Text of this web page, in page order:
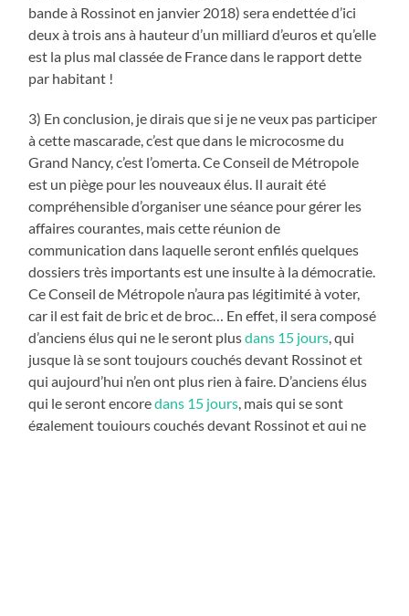
bande à Rossinot en janvier 2018) sera endettée d’ici
deux à trois ans à hauteur d’un milliard d’euros et qu’elle
est la plus mal classée de France dans le rapport dette
par habitant !
3) En conclusion, je dirais que si je ne veux pas participer
à cette mascarade, c’est que dans le microcosme du
Grand Nancy, c’est l’omerta. Ce Conseil de Métropole
est un piège pour les nouveaux élus. Il aurait été
compréhensible d’organiser une séance pour gérer les
affaires courantes, mais cette réunion de
communication dans laquelle seront enfilés quelques
dossiers très importants est une insulte à la démocratie.
Ce Conseil de Métropole n’aura pas légitimité à voter,
car il est fait de bric et de broc… En effet, il sera composé
d’anciens élus qui ne le seront plusdans 15 jours , qui
jusque là se sont toujours couchés devant Rossinot et
qui aujourd’hui n’en ont plus rien à faire. D’anciens élus
qui le seront encoredans 15 jours , mais qui se sont
également toujours couchés devant Rossinot et qui ne